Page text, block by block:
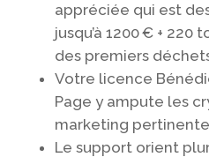
appréciée qui est
jusqu’à 1200 € + 220
des premiers
Votre licence
Page y ampute les
marketing
Le support orient